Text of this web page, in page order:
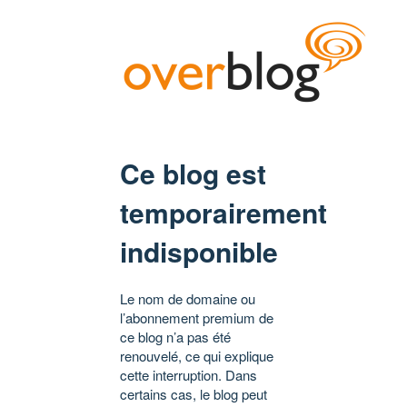
Ce blog est
temporairement
indisponible
Le nom de domaine ou
l’abonnement premium de
ce blog n’a pas été
renouvelé, ce qui explique
cette interruption. Dans
certains cas, le blog peut